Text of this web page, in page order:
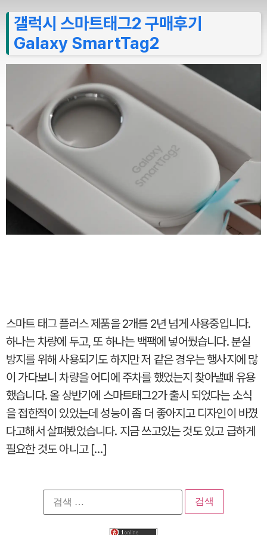
갤럭시 스마트태그2 구매후기
Galaxy SmartTag2
스마트 태그 플러스 제품을 2개를 2년 넘게 사용중입니다.
하나는 차량에 두고, 또 하나는 백팩에 넣어뒀습니다. 분실
방지를 위해 사용되기도 하지만 저 같은 경우는 행사지에 많
이 가다보니 차량을 어디에 주차를 했었는지 찾아낼때 유용
했습니다. 올 상반기에 스마트태그2가 출시 되었다는 소식
을 접한적이 있었는데 성능이 좀 더 좋아지고 디자인이 바꼈
다고해서 살펴봤었습니다. 지금 쓰고있는 것도 있고 급하게
필요한 것도 아니고 […]
검
색: